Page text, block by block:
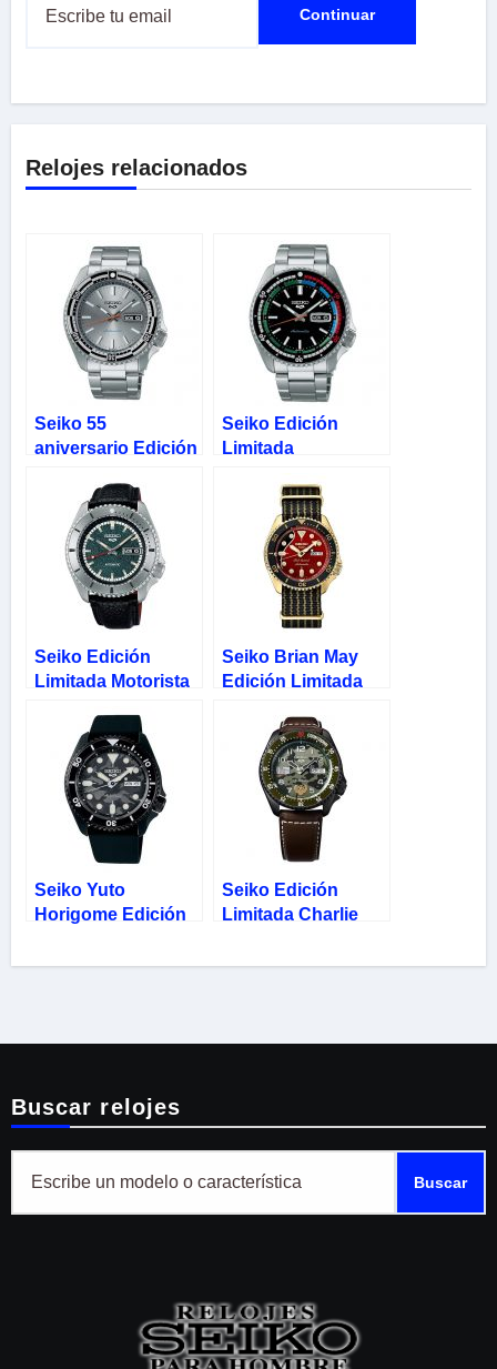
Relojes relacionados
Seiko 55
aniversario Edición
Diver SRPK09
Seiko Edición
Limitada
Regatta Timer
SRPK13K1
Seiko Edición
Limitada Motorista
SRPJ91K1
Seiko Brian May
Edición Limitada
SRPH80K1
Seiko Yuto
Horigome Edición
SRPJ39K1
Seiko Edición
Limitada Charlie
SRPF21K1
Buscar relojes
Buscar